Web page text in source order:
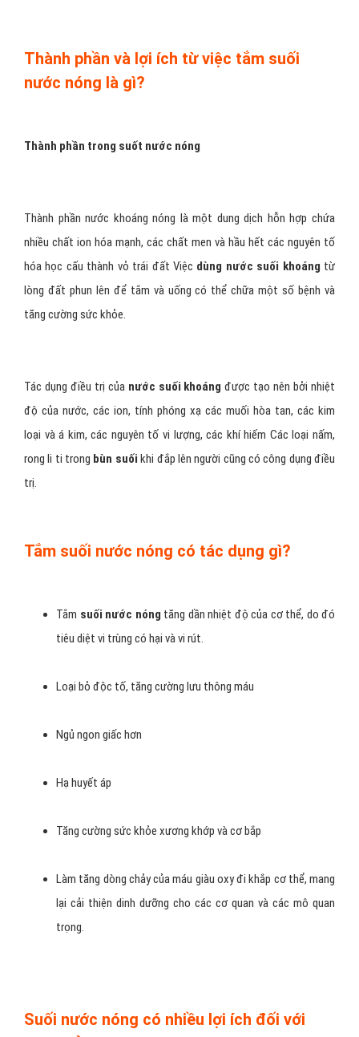
Thành phần và lợi ích từ việc tắm suối
nước nóng là gì?
Thành phần trong suốt nước nóng
Thành phần nước khoáng nóng là một dung dịch hỗn hợp chứa
nhiều chất ion hóa mạnh, các chất men và hầu hết các nguyên tố
hóa học cấu thành vỏ trái đất Việc dùng nước suối khoáng từ
lòng đất phun lên để tắm và uống có thể chữa một số bệnh và
tăng cường sức khỏe.
Tác dụng điều trị của nước suối khoáng được tạo nên bởi nhiệt
độ của nước, các ion, tính phóng xạ các muối hòa tan, các kim
loại và á kim, các nguyên tố vi lượng, các khí hiếm Các loại nấm,
rong li ti trong bùn suối khi đắp lên người cũng có công dụng điều
trị.
Tắm suối nước nóng có tác dụng gì?
Tắm suối nước nóng tăng dần nhiệt độ của cơ thể, do đó
tiêu diệt vi trùng có hại và vi rút.
Loại bỏ độc tố, tăng cường lưu thông máu
Ngủ ngon giấc hơn
Hạ huyết áp
Tăng cường sức khỏe xương khớp và cơ bắp
Làm tăng dòng chảy của máu giàu oxy đi khắp cơ thể, mang
lại cải thiện dinh dưỡng cho các cơ quan và các mô quan
trọng.
Suối nước nóng có nhiều lợi ích đối với